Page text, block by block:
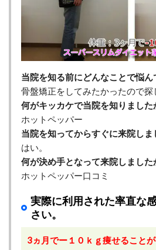
当院を知る前にどんなことで悩ん
骨盤矯正をしてみたかったので探
何がキッカケで当院を知りました
ホットペッパー
当院を知ってからすぐに来院しま
はい。
何が決め手となって来院しました
ホットペッパー口コミ
実際に利用された率直な
さい。
3ヵ月でー１０ｋｇ痩せることが